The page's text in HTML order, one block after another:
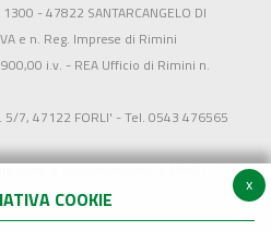
- 47822 SANTARCANGELO DI
e n. Reg. Imprese di Rimini
i.v. - REA Ufficio di Rimini n.
5/7, 47122 FORLI' - Tel. 0543 476565
e coordinamento di MARR
x
COOKIE